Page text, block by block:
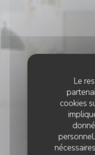
Le
cookies